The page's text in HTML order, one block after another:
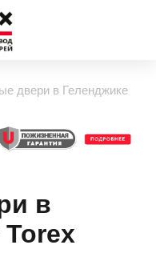
двери в Геленджике
в
Torex